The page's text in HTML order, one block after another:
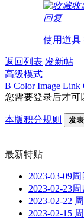
收
回复
使用道具
返回列表 发新帖
高级模式
B Color Image Link
您需要登录后才可
本版积分规则 发
最新特贴
2023-03-09
2023-02-23
2023-02-22
2023-02-15